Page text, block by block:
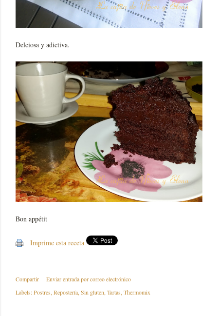
Delciosa y adictiva.
Bon appétit
Imprime esta receta
Compartir
Enviar entrada por correo electrónico
Labels:Postres Repostería Sin gluten Tartas Thermomix